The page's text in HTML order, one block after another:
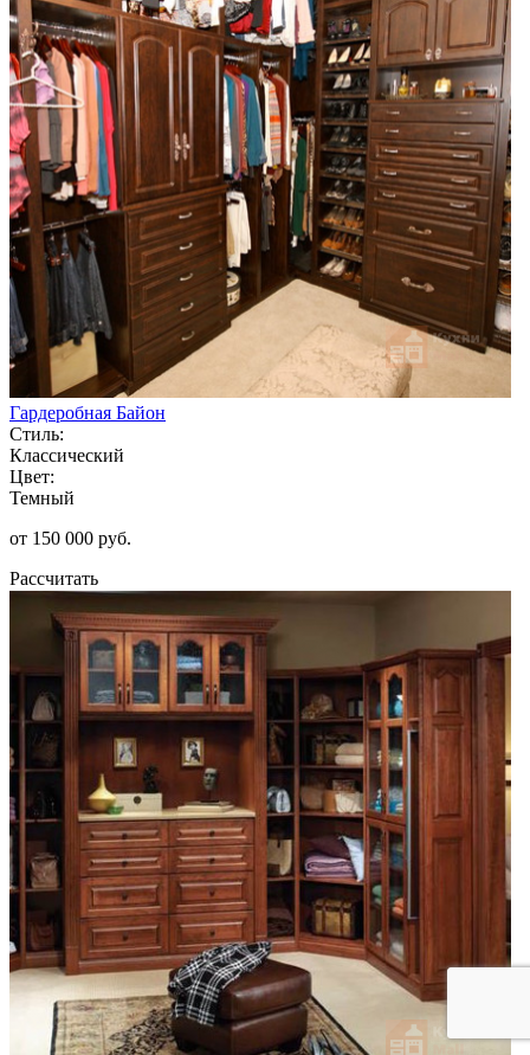
Гардеробная Байон
Стиль:
Классический
Цвет:
Темный
от 150 000 руб.
Рассчитать